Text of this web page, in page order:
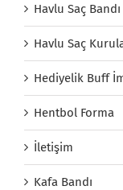
Havlu Saç Bandı
Havlu Saç
Hediyelik Buff
Hentbol Forma
İletişim
Kafa Bandı